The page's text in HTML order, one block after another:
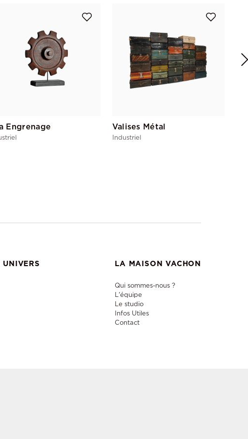
Engrenage Valises Métal
Industriel
LA MAISON VACHON
Qui sommes-nous ?
L'équipe
Le studio
Infos Utiles
Contact